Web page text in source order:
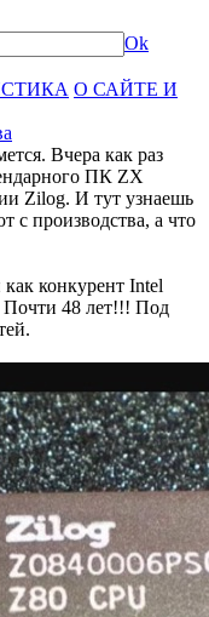
Ok
О САЙТЕ И
Вчера как раз
ПК ZX
Zilog. И тут узнаешь
с производства, а что
конкурент Intel
Почти 48 лет!!! Под